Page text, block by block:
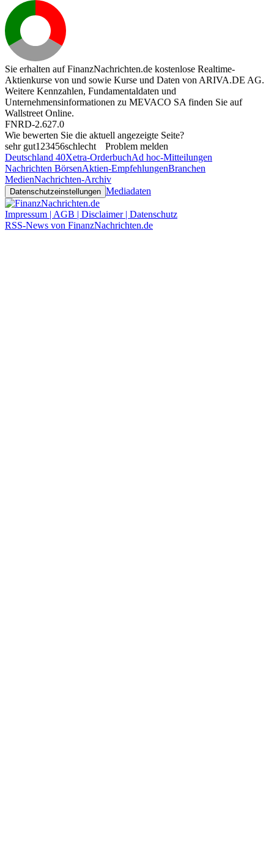
Sie erhalten auf FinanzNachrichten.de kostenlose Realtime-
Aktienkurse von und sowie Kurse und Daten von ARIVA.DE AG.
Weitere Kennzahlen, Fundamentaldaten und
Unternehmensinformationen zu MEVACO SA finden Sie auf
Wallstreet Online.
FNRD-2.627.0
Wie bewerten Sie die aktuell angezeigte Seite?
sehr gut1 23456schlecht
Problem melden
Deutschland 40Xetra-OrderbuchAd hoc-Mitteilungen
Nachrichten BörsenAktien-EmpfehlungenBranchen
MedienNachrichten-Archiv
Datenschutzeinstellungen Mediadaten
Impressum | AGB | Disclaimer | Datenschutz
RSS-News von FinanzNachrichten.de